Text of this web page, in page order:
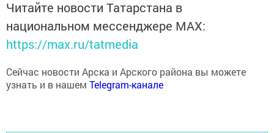
Читайте новости Татарстана в
национальном мессенджере MАХ:
https://max.ru/tatmedia
Сейчас новости Арска и Арского района вы можете
узнать и в нашем Telegram-канале